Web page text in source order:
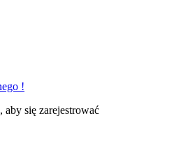
!
aby się zarejestrować